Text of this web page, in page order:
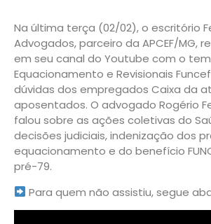
Na última terça (02/02), o escritório
Advogados, parceiro da APCEF/MG,
em seu canal do Youtube com o
Equacionamento e Revisionais
dúvidas dos empregados Caixa da
aposentados. O advogado Rogério
falou sobre as ações coletivas do
decisões judiciais, indenização dos
equacionamento e do benefício
pré-79.
Para quem não assistiu, segue